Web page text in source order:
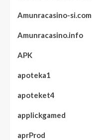
Amunracasino-si.com
Amunracasino.info
APK
apoteka1
apoteket4
applickgamed
aprProd